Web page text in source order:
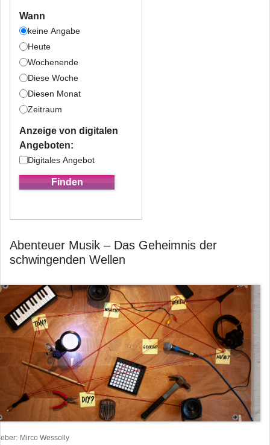
Wann
keine Angabe
Heute
Wochenende
Diese Woche
Diesen Monat
Zeitraum
Anzeige von digitalen
Angeboten:
Digitales Angebot
Abenteuer Musik – Das Geheimnis der
schwingenden Wellen
Mirco Wessolly